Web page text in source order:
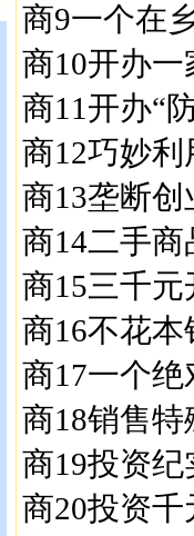
商9一个在
商10开办一
商11开办“
商12巧妙
商13垄断创
商14二手
商15三千
商16不花
商17一个
商18销售
商19投资
商20投资